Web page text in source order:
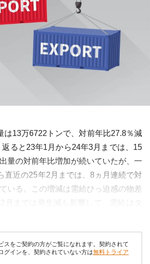
13万6722トンで、対前年比27.8％減
ると23年1月から24年3月までは、15
量の対前年比増加が続いていたが、一
直近の25年2月までは、8ヵ月連続で対
いる。この増減は需給ひっ迫感の物差
スをご契約の方がご覧になれます。契約されて
グインを、契約されていない方は無料トライア